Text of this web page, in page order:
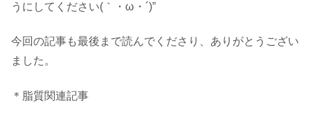
うにしてください(｀・ω・´)”
今回の記事も最後まで読んでくださり、ありがとうござい
ました。
＊脂質関連記事